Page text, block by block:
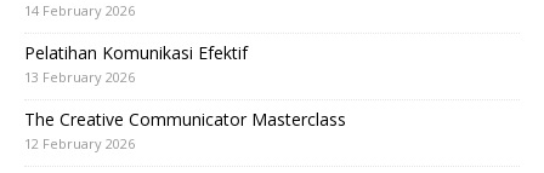
14 February 2026
Pelatihan Komunikasi Efektif
13 February 2026
The Creative Communicator Masterclass
12 February 2026